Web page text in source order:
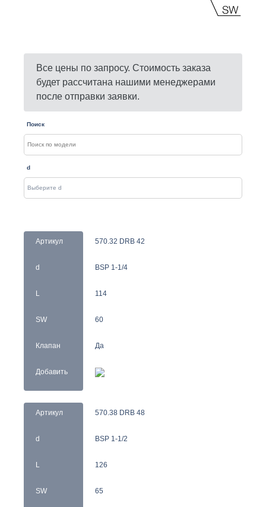
Все цены по запросу. Стоимость заказа
будет рассчитана нашими менеджерами
после отправки заявки.
Поиск
d
Артикул
d
L
SW
Клапан
Добавить
570.32 DRB 42
BSP 1-1/4
114
60
Да
Артикул
d
L
SW
570.38 DRB 48
BSP 1-1/2
126
65